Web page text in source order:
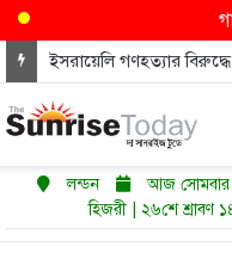
লন্ডন
আজ
হিজরী | ২৬শে শ্রাবণ